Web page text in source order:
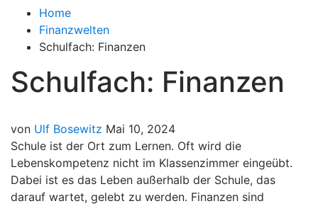
Home
Finanzwelten
Schulfach: Finanzen
Schulfach: Finanzen
von Ulf Bosewitz Mai 10, 2024
Schule ist der Ort zum Lernen. Oft wird die
Lebenskompetenz nicht im Klassenzimmer eingeübt.
Dabei ist es das Leben außerhalb der Schule, das
darauf wartet, gelebt zu werden. Finanzen sind